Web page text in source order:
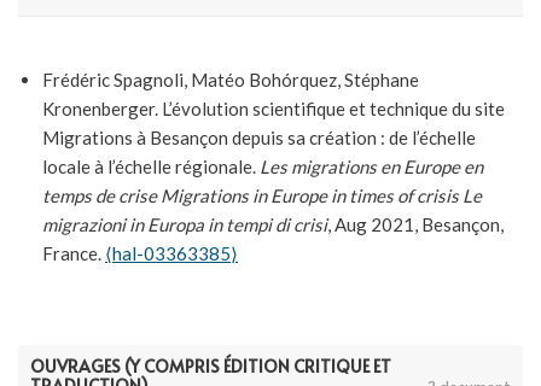
Frédéric Spagnoli, Matéo Bohórquez, Stéphane
Kronenberger. L’évolution scientifique et technique du site
Migrations à Besançon depuis sa création : de l’échelle
locale à l’échelle régionale. Les migrations en Europe en
temps de crise Migrations in Europe in times of crisis Le
migrazioni in Europa in tempi di crisi, Aug 2021, Besançon,
France. ⟨hal-03363385⟩
OUVRAGES (Y COMPRIS ÉDITION CRITIQUE ET